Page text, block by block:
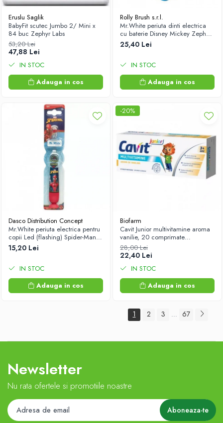
Eruslu Saglik
BabyFit scutec Jumbo 2/ Mini x
84 buc Zephyr Labs
53,20 Lei
47,88 Lei
IN STOC
Adauga in cos
Rolly Brush s.r.l.
Mr.White periuta dinti electrica
cu baterie Disney Mickey Zephyr
Labs
25,40 Lei
IN STOC
Adauga in cos
Dasco Distribution Concept
Mr.White periuta electrica pentru
copii Led (flashing) Spider-Man
+3 ani Zephyr Labs
15,20 Lei
IN STOC
Adauga in cos
-20%
Biofarm
Cavit Junior multivitamine aroma
vanilie, 20 comprimate
masticabile Zephyr Labs
28,00 Lei
22,40 Lei
IN STOC
Adauga in cos
1 2 3 ... 67
Newsletter
Nu rata ofertele si promotiile noastre